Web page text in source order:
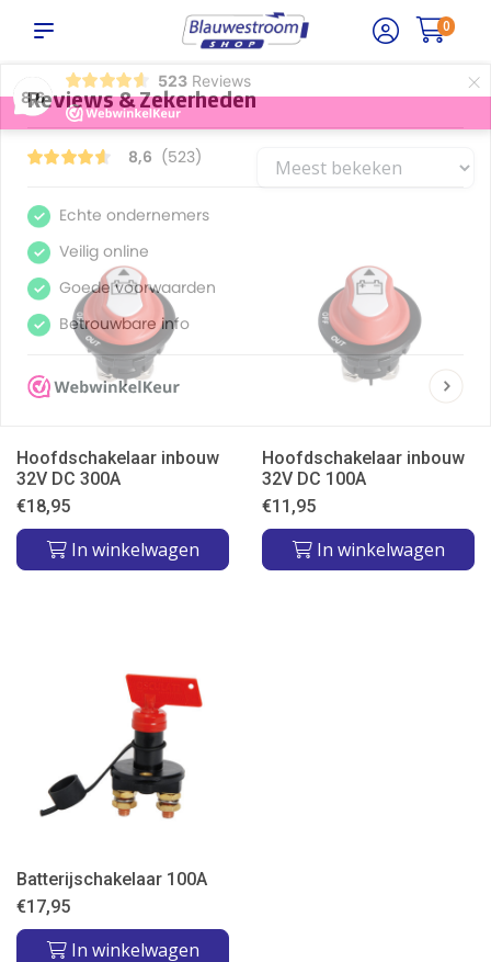
8,6
523 Reviews ×
0
Hoofdschakelaar inbouw
32V DC 300A
€18,95
In winkelwagen
Hoofdschakelaar inbouw
32V DC 100A
€11,95
In winkelwagen
Batterijschakelaar 100A
€17,95
In winkelwagen